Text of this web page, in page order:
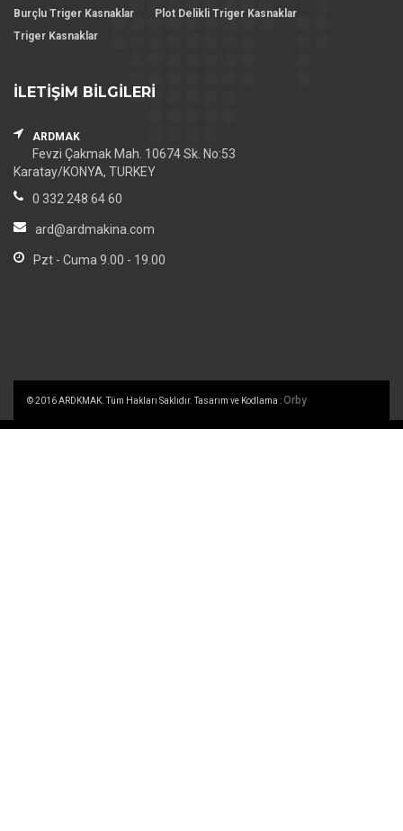
Burçlu Triger Kasnaklar
Plot Delikli Triger Kasnaklar
Triger Kasnaklar
İLETİŞİM BİLGİLERİ
ARDMAK
Fevzi Çakmak Mah. 10674 Sk. No:53
Karatay/KONYA, TURKEY
0 332 248 64 60
ard@ardmakina.com
Pzt - Cuma 9.00 - 19.00
© 2016 ARDKMAK. Tüm Hakları Saklıdır. Tasarım ve Kodlama :Orby